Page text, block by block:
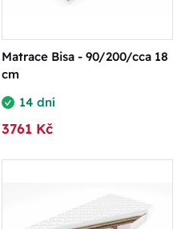
Matrace Bisa - 90/200/cca 18
cm
14 dní
3761 Kč